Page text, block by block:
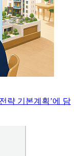
략 기본계획’에 담